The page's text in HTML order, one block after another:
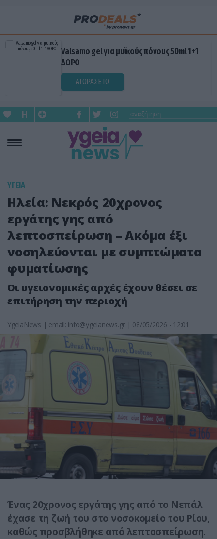
Valsamo gel για μυϊκούς πόνους 50ml 1+1
ΔΩΡΟ
ΑΓΟΡΑΣΕ ΤΟ
ΥΓΕΙΑ
Ηλεία: Nεκρός 20χρονος
εργάτης γης από
λεπτοσπείρωση – Ακόμα έξι
νοσηλεύονται με συμπτώματα
φυματίωσης
Οι υγειονομικές αρχές έχουν θέσει σε
επιτήρηση την περιοχή
YgeiaNews | email: info@ygeianews.gr | 08/05/2026 - 12:01
Ένας 20χρονος εργάτης γης από το Νεπάλ
έχασε τη ζωή του στο νοσοκομείο του Ρίου,
καθώς προσβλήθηκε από λεπτοσπείρωση.